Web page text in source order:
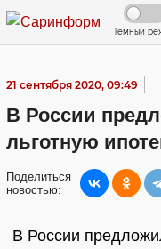
Темный
21 сентября 2020, 09:49
В России
льготную
Поделиться
новостью:
В России